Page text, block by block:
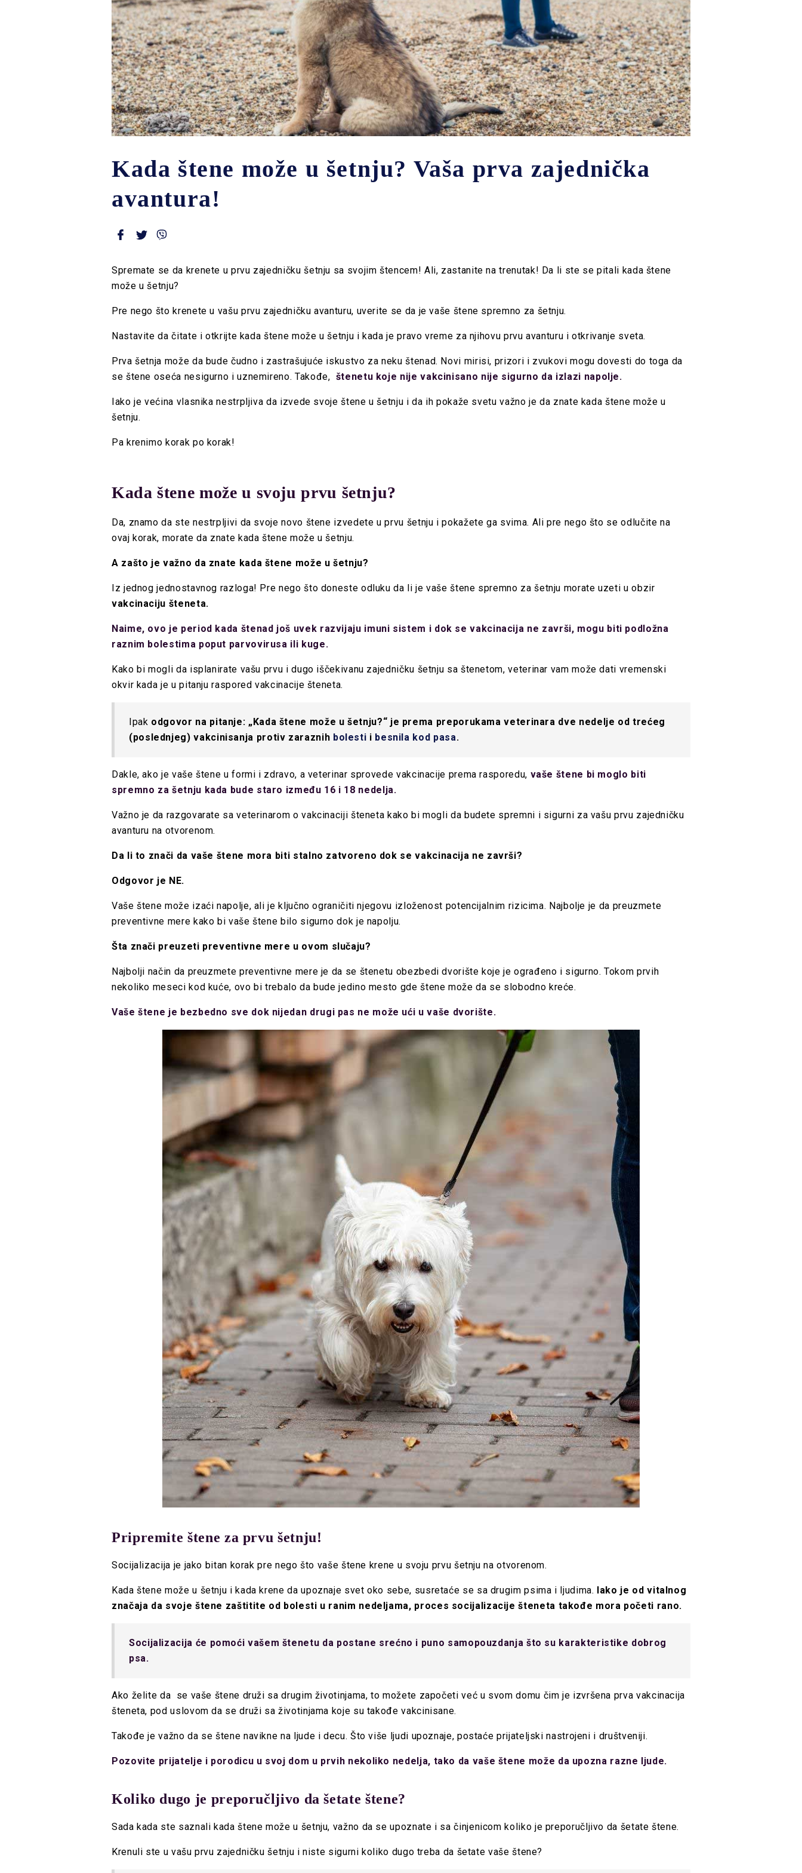
Kada štene može u šetnju? Vaša prva zajednička
avantura!
Spremate se da krenete u prvu zajedničku šetnju sa svojim štencem! Ali, zastanite na trenutak! Da li ste se pitali kada štene
može u šetnju?
Pre nego što krenete u vašu prvu zajedničku avanturu, uverite se da je vaše štene spremno za šetnju.
Nastavite da čitate i otkrijte kada štene može u šetnju i kada je pravo vreme za njihovu prvu avanturu i otkrivanje sveta.
Prva šetnja može da bude čudno i zastrašujuće iskustvo za neku štenad. Novi mirisi, prizori i zvukovi mogu dovesti do toga da
se štene oseća nesigurno i uznemireno. Takođe, štenetu koje nije vakcinisano nije sigurno da izlazi napolje.
Iako je većina vlasnika nestrpljiva da izvede svoje štene u šetnju i da ih pokaže svetu važno je da znate kada štene može u
šetnju.
Pa krenimo korak po korak!
Kada štene može u svoju prvu šetnju?
Da, znamo da ste nestrpljivi da svoje novo štene izvedete u prvu šetnju i pokažete ga svima. Ali pre nego što se odlučite na
ovaj korak, morate da znate kada štene može u šetnju.
A zašto je važno da znate kada štene može u šetnju?
Iz jednog jednostavnog razloga! Pre nego što doneste odluku da li je vaše štene spremno za šetnju morate uzeti u obzir
vakcinaciju šteneta.
Naime, ovo je period kada štenad još uvek razvijaju imuni sistem i dok se vakcinacija ne završi, mogu biti podložna
raznim bolestima poput parvovirusa ili kuge.
Kako bi mogli da isplanirate vašu prvu i dugo iščekivanu zajedničku šetnju sa štenetom, veterinar vam može dati vremenski
okvir kada je u pitanju raspored vakcinacije šteneta.
Ipak odgovor na pitanje: „Kada štene može u šetnju?“ je prema preporukama veterinara dve nedelje od trećeg
(poslednjeg) vakcinisanja protiv zaraznih bolesti i besnila kod pasa.
Dakle, ako je vaše štene u formi i zdravo, a veterinar sprovede vakcinacije prema rasporedu, vaše štene bi moglo biti
spremno za šetnju kada bude staro između 16 i 18 nedelja.
Važno je da razgovarate sa veterinarom o vakcinaciji šteneta kako bi mogli da budete spremni i sigurni za vašu prvu zajedničku
avanturu na otvorenom.
Da li to znači da vaše štene mora biti stalno zatvoreno dok se vakcinacija ne završi?
Odgovor je NE.
Vaše štene može izaći napolje, ali je ključno ograničiti njegovu izloženost potencijalnim rizicima. Najbolje je da preuzmete
preventivne mere kako bi vaše štene bilo sigurno dok je napolju.
Šta znači preuzeti preventivne mere u ovom slučaju?
Najbolji način da preuzmete preventivne mere je da se štenetu obezbedi dvorište koje je ograđeno i sigurno. Tokom prvih
nekoliko meseci kod kuće, ovo bi trebalo da bude jedino mesto gde štene može da se slobodno kreće.
Vaše štene je bezbedno sve dok nijedan drugi pas ne može ući u vaše dvorište.
Pripremite štene za prvu šetnju!
Socijalizacija je jako bitan korak pre nego što vaše štene krene u svoju prvu šetnju na otvorenom.
Kada štene može u šetnju i kada krene da upoznaje svet oko sebe, susretaće se sa drugim psima i ljudima. Iako je od vitalnog
značaja da svoje štene zaštitite od bolesti u ranim nedeljama, proces socijalizacije šteneta takođe mora početi rano.
Socijalizacija će pomoći vašem štenetu da postane srećno i puno samopouzdanja što su karakteristike dobrog
psa.
Ako želite da se vaše štene druži sa drugim životinjama, to možete započeti već u svom domu čim je izvršena prva vakcinacija
šteneta, pod uslovom da se druži sa životinjama koje su takođe vakcinisane.
Takođe je važno da se štene navikne na ljude i decu. Što više ljudi upoznaje, postaće prijateljski nastrojeni i društveniji.
Pozovite prijatelje i porodicu u svoj dom u prvih nekoliko nedelja, tako da vaše štene može da upozna razne ljude.
Koliko dugo je preporučljivo da šetate štene?
Sada kada ste saznali kada štene može u šetnju, važno da se upoznate i sa činjenicom koliko je preporučljivo da šetate štene.
Krenuli ste u vašu prvu zajedničku šetnju i niste sigurni koliko dugo treba da šetate vaše štene?